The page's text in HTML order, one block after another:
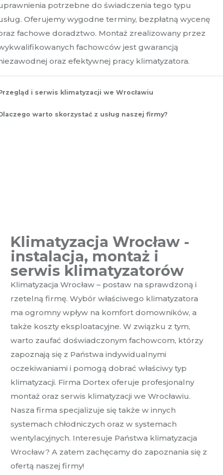
potrzebne do świadczenia tego typu
Oferujemy wygodne terminy, bezpłatną wycenę
fachowe doradztwo. Montaż zrealizowany przez
fachowców jest gwarancją
oraz efektywnej pracy klimatyzatora.
i serwis klimatyzacji we Wrocławiu
warto skorzystać z usług naszej firmy?
Klimatyzacja Wrocław -
instalacja, montaż i
serwis klimatyzatorów
Klimatyzacja Wrocław – postaw na sprawdzoną i
rzetelną firmę. Wybór właściwego klimatyzatora
ma ogromny wpływ na komfort domowników, a
także koszty eksploatacyjne. W związku z tym,
warto zaufać doświadczonym fachowcom, którzy
zapoznają się z Państwa indywidualnymi
oczekiwaniami i pomogą dobrać właściwy typ
klimatyzacji. Firma Dortex oferuje profesjonalny
montaż oraz serwis klimatyzacji we Wrocławiu.
Nasza firma specjalizuje się także w innych
systemach chłodniczych oraz w systemach
wentylacyjnych. Interesuje Państwa klimatyzacja
Wrocław? A zatem zachęcamy do zapoznania się z
ofertą naszej firmy!